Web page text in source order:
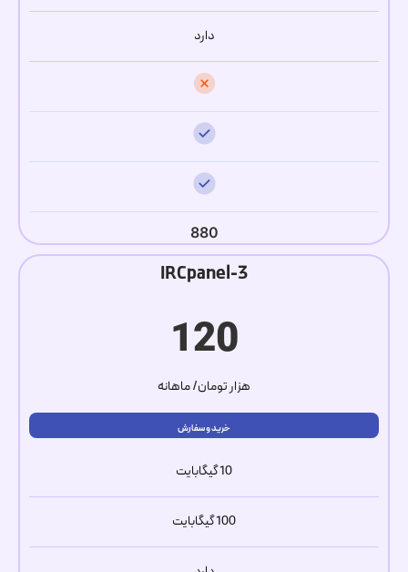
دارد
880
IRCpanel-3
120
هزار تومان/ ماهانه
خرید و سفارش
10 گیگابایت
100 گیگابایت